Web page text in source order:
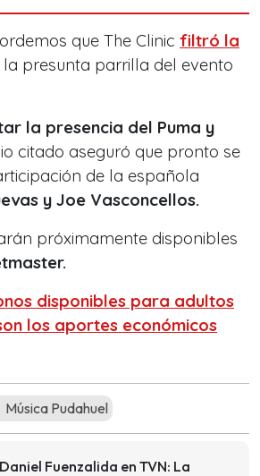
que The Clinic filtró la
la presunta parrilla del evento
la presencia del Puma y
citado aseguró que pronto se
de la española
y Joe Vasconcellos.
próximamente disponibles
disponibles para adultos
los aportes económicos
Música Pudahuel
Fuenzalida en TVN: La